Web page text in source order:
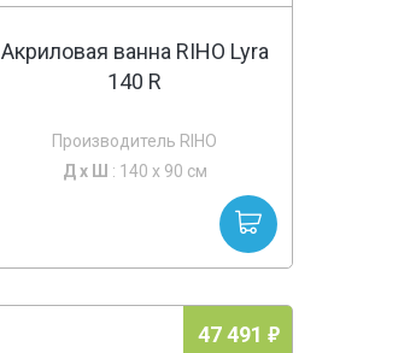
Акриловая ванна RIHO Lyra
140 R
Производитель RIHO
Д х Ш : 140 x 90 см
47 491